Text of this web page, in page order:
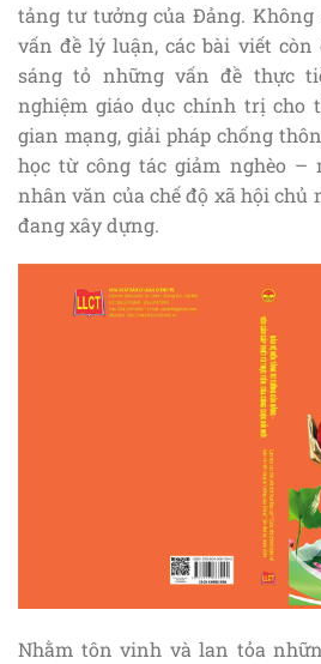
tảng tư tưởng của Đảng.
vấn đề lý luận, các bài viết
sáng tỏ những vấn đề thực
nghiệm giáo dục chính trị cho
gian mạng, giải pháp chống
học từ công tác giảm nghèo –
nhân văn của chế độ xã hội chủ
đang xây dựng.
Nhằm tôn vinh và lan tỏa